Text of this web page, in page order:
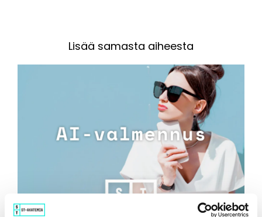
Lisää samasta aiheesta